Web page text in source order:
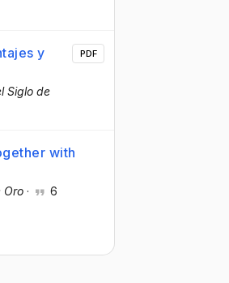
y
Siglo de
PDF
with
Oro · 6